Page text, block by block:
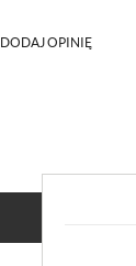
DODAJ OPINIĘ